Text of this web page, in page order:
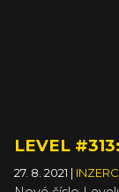
LEVEL
27. 8. 2021